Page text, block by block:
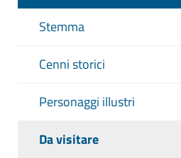
Stemma
Cenni storici
Personaggi illustri
Da visitare